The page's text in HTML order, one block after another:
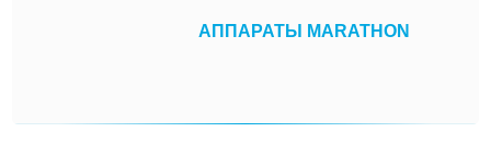
АППАРАТЫ MARATHON